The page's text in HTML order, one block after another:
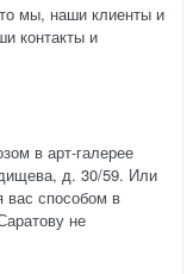
мы, наши клиенты и
контакты и
в арт-галерее
д. 30/59. Или
способом в
не